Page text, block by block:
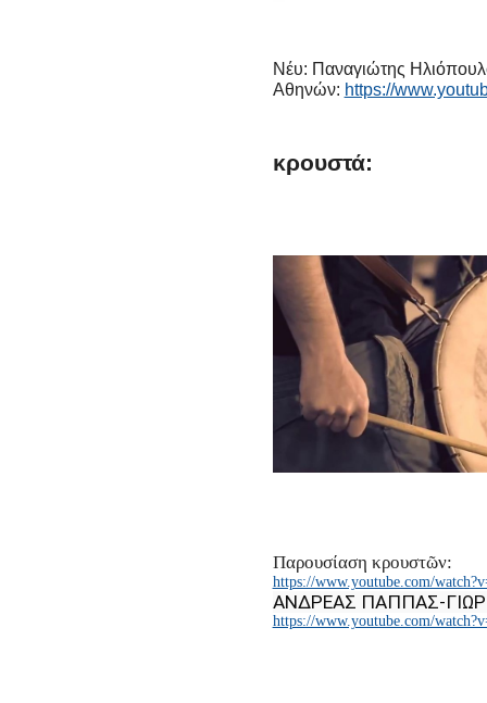
Νέυ: Παναγιώτης
Αθηνών: https://
κρουστά:
Παρουσίαση κρουστῶν:
https://www.youtube.com/
ΑΝΔΡΕΑΣ ΠΑΠΠΑΣ-
https://www.youtube.com/